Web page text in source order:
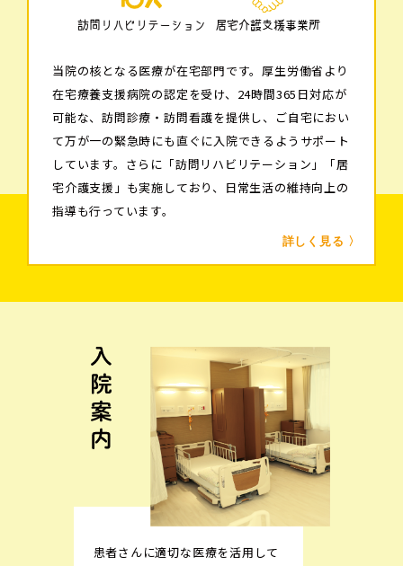
訪問リハビリテーション 居宅介護支援事業所
当院の核となる医療が在宅部門です。厚生労働省より
在宅療養支援病院の認定を受け、24時間365日対応が
可能な、訪問診療・訪問看護を提供し、ご自宅におい
て万が一の緊急時にも直ぐに入院できるようサポート
しています。さらに「訪問リハビリテーション」「居
宅介護支援」も実施しており、日常生活の維持向上の
指導も行っています。
詳しく見る 〉
患者さんに適切な医療を活用して